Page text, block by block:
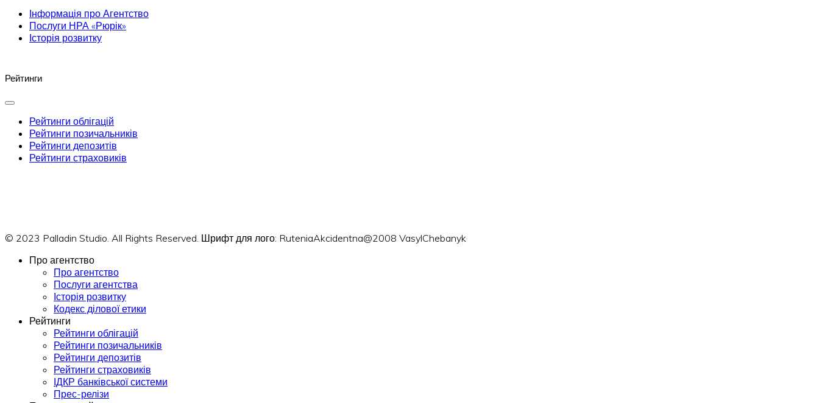
Інформація про Агентство
Послуги НРА «Рюрік»
Історія розвитку
Рейтинги
Рейтинги облігацій
Рейтинги позичальників
Рейтинги депозитів
Рейтинги страховиків
© 2023 Palladin Studio. All Rights Reserved. Шрифт для лого: RuteniaAkcidentna@2008 VasylChebanyk
Про агентство
Про агентство
Послуги агентства
Історія розвитку
Кодекс ділової етики
Рейтинги
Рейтинги облігацій
Рейтинги позичальників
Рейтинги депозитів
Рейтинги страховиків
ІДКР банківської системи
Прес-релізи